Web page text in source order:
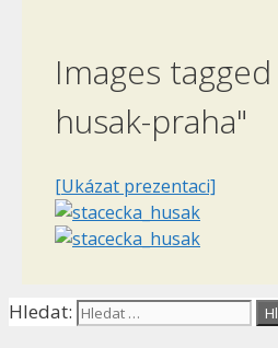
Images
husak-praha"
[Ukázat prezentaci]
Hledat: